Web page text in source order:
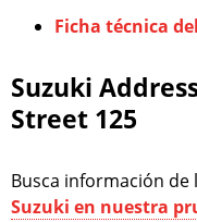
Ficha técnica
Suzuki
Street 125
Busca información de
Suzuki en nuestra